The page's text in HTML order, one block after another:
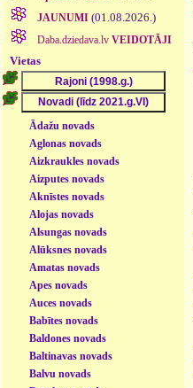
JAUNUMI (01.08.2026.)
Daba.dziedava.lv VEIDOTĀJI
Vietas
Ādažu novads
Aglonas novads
Aizkraukles novads
Aizputes novads
Aknīstes novads
Alojas novads
Alsungas novads
Alūksnes novads
Amatas novads
Apes novads
Auces novads
Babītes novads
Baldones novads
Baltinavas novads
Balvu novads